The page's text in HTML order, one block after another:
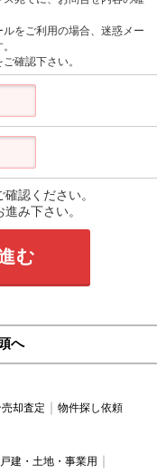
をご利用の場合、迷惑メー
確認下さい。
確認ください。
み下さい。
む
へ
却査定 物件探し依頼
建・土地・事業用